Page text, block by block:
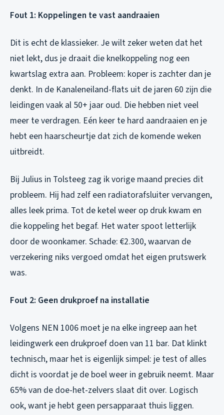
Fout 1: Koppelingen te vast aandraaien
Dit is echt de klassieker. Je wilt zeker weten dat het
niet lekt, dus je draait die knelkoppeling nog een
kwartslag extra aan. Probleem: koper is zachter dan je
denkt. In de Kanaleneiland-flats uit de jaren 60 zijn die
leidingen vaak al 50+ jaar oud. Die hebben niet veel
meer te verdragen. Eén keer te hard aandraaien en je
hebt een haarscheurtje dat zich de komende weken
uitbreidt.
Bij Julius in Tolsteeg zag ik vorige maand precies dit
probleem. Hij had zelf een radiatorafsluiter vervangen,
alles leek prima. Tot de ketel weer op druk kwam en
die koppeling het begaf. Het water spoot letterlijk
door de woonkamer. Schade: €2.300, waarvan de
verzekering niks vergoed omdat het eigen prutswerk
was.
Fout 2: Geen drukproef na installatie
Volgens NEN 1006 moet je na elke ingreep aan het
leidingwerk een drukproef doen van 11 bar. Dat klinkt
technisch, maar het is eigenlijk simpel: je test of alles
dicht is voordat je de boel weer in gebruik neemt. Maar
65% van de doe-het-zelvers slaat dit over. Logisch
ook, want je hebt geen persapparaat thuis liggen.